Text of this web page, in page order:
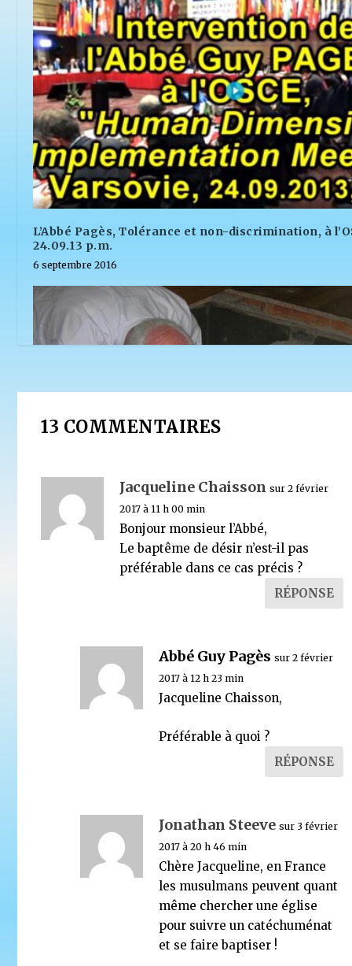
L’Abbé Pagès, Tolérance et non-discrimination, à
24.09.13 p.m.
6 septembre 2016
13 COMMENTAIRES
Jacqueline Chaisson sur 2 février
2017 à 11 h 00 min
Bonjour monsieur l’Abbé,
Le baptême de désir n’est-il pas
préférable dans ce cas précis ?
RÉPONSE
Abbé Guy Pagès sur 2 février
2017 à 12 h 23 min
Jacqueline Chaisson,
Préférable à quoi ?
RÉPONSE
Jonathan Steeve sur 3 février
2017 à 20 h 46 min
Chère Jacqueline, en France
les musulmans peuvent quant
même chercher une église
pour suivre un catéchuménat
et se faire baptiser !